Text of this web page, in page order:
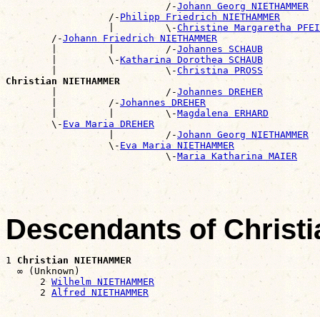
                            /-
Johann Georg NIETHAMMER
                  /-
Philipp Friedrich NIETHAMMER
                  |         \-
Christine Margaretha
        /-
Johann Friedrich NIETHAMMER
        |         |         /-
Johannes SCHAUB
        |         \-
Katharina Dorothea SCHAUB
        |                   \-
Christina PROSS
Christian NIETHAMMER
|                   /-Johannes DREHER
        |         /-
Johannes DREHER
        |         |         \-
Magdalena ERHARD
        \-
Eva Maria DREHER
                  |         /-
Johann Georg NIETHAMMER
                  \-
Eva Maria NIETHAMMER
                            \-
Maria Katharina MAIER
Descendants of
1 Christian NIETHAMMER
  ∞ (Unknown)
      2
Wilhelm NIETHAMMER
      2
Alfred NIETHAMMER